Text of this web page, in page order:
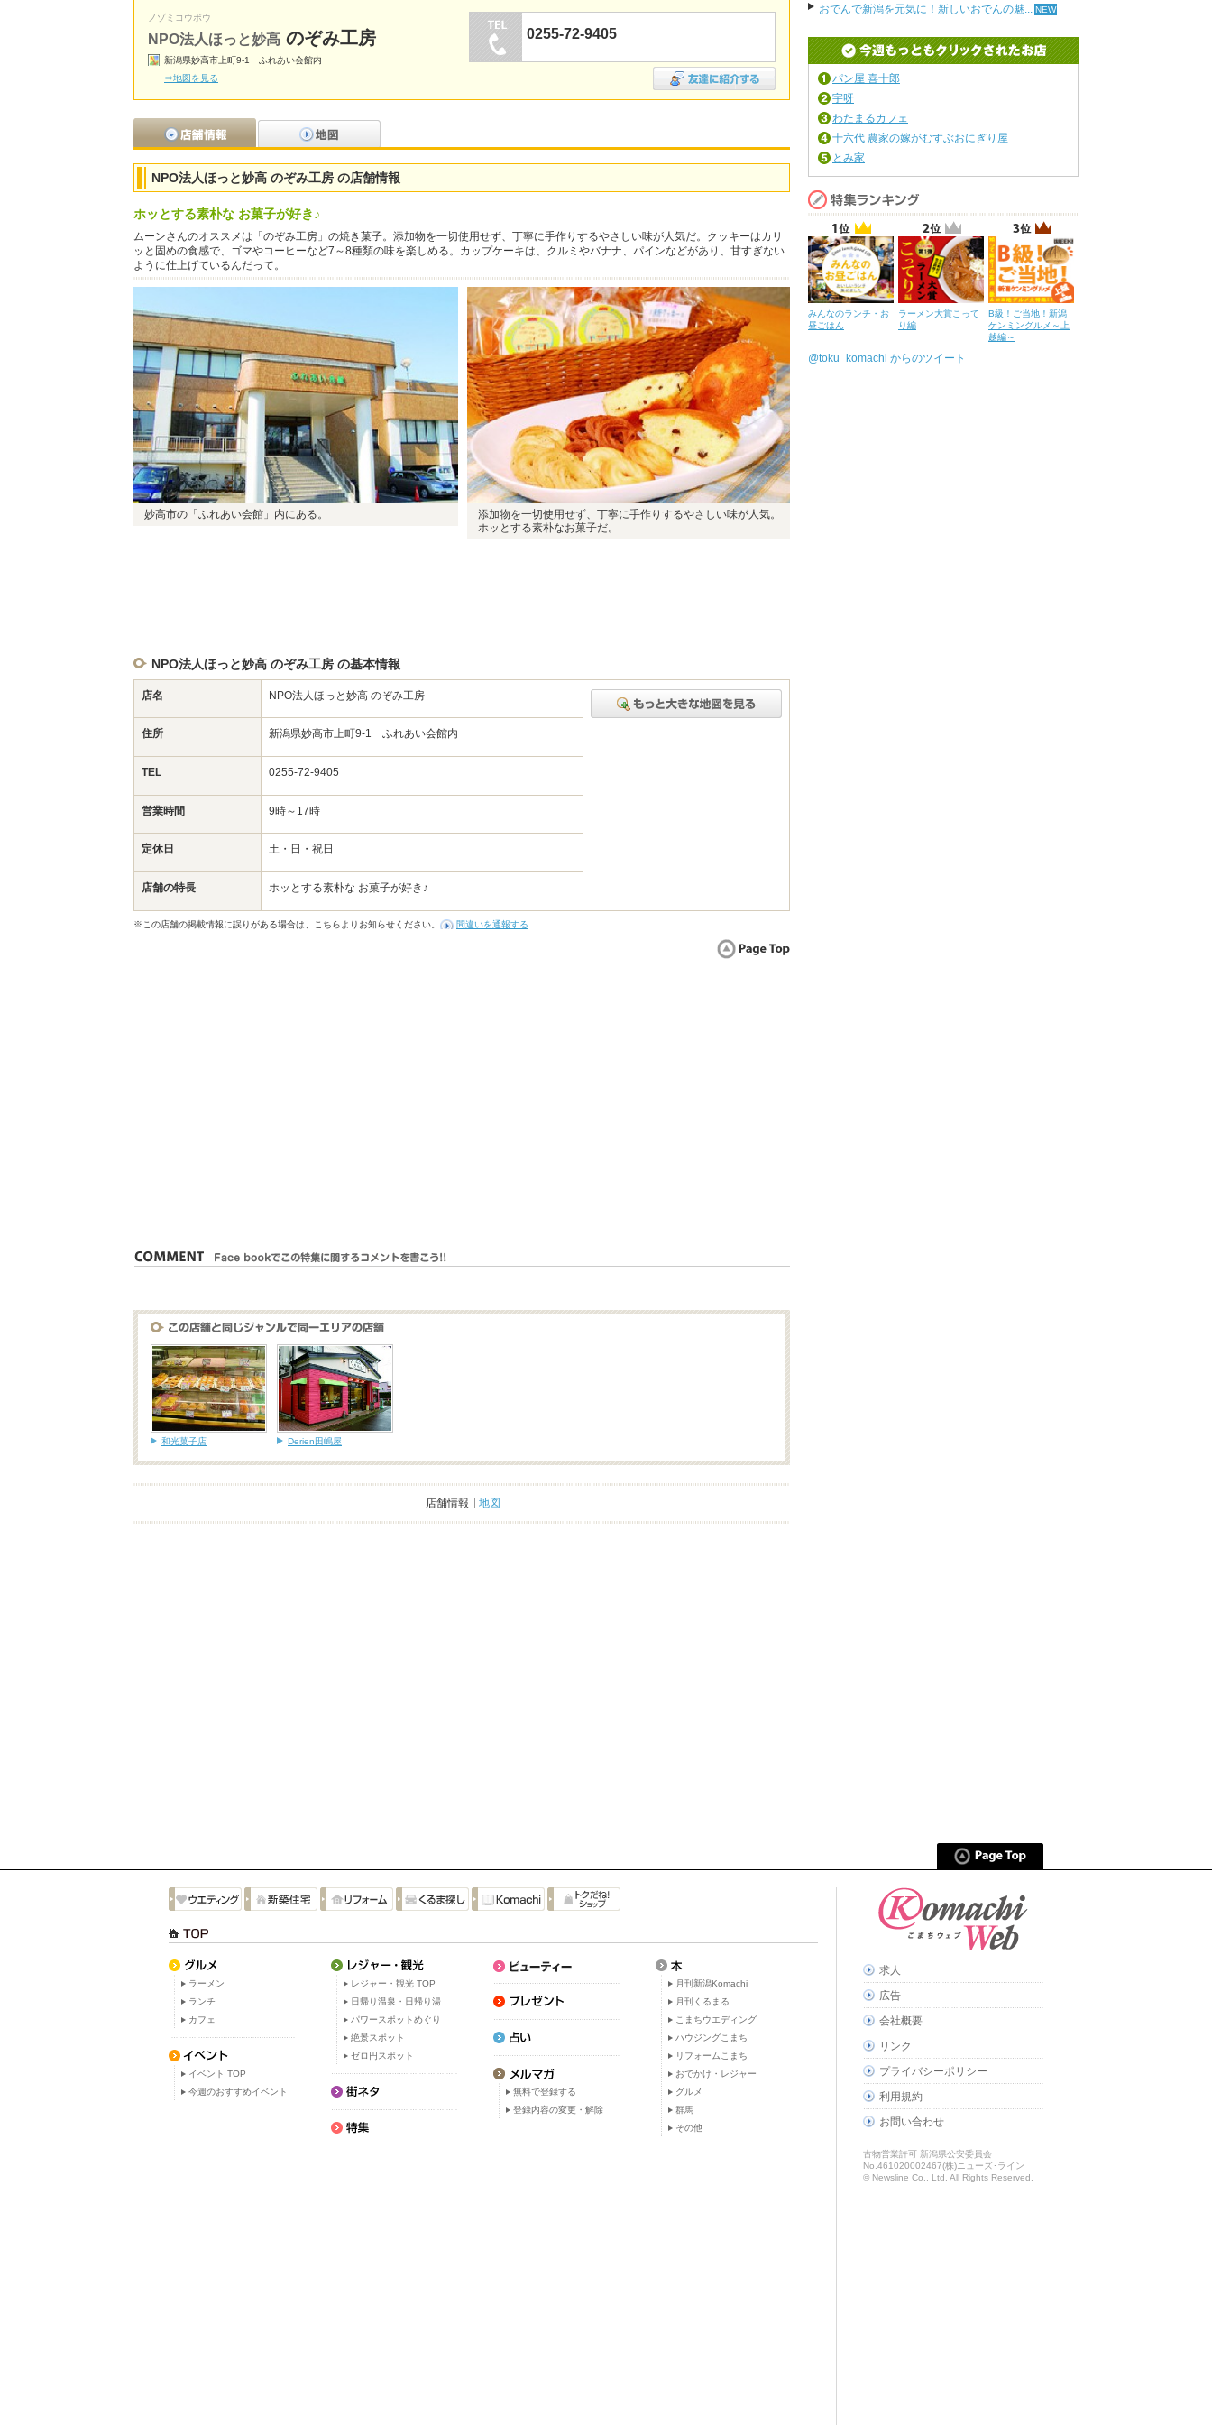
ノゾミコウボウ
NPO法人ほっと妙高 のぞみ工房
新潟県妙高市上町9-1 ふれあい会館内
⇒地図を見る
0255-72-9405
NPO法人ほっと妙高 のぞみ工房 の店舗情報
ホッとする素朴な お菓子が好き♪
ムーンさんのオススメは「のぞみ工房」の焼き菓子。添加物を一切使用せず、丁寧に手作りするやさしい味が人気だ。クッキーはカリ
ッと固めの食感で、ゴマやコーヒーなど7～8種類の味を楽しめる。カップケーキは、クルミやバナナ、パインなどがあり、甘すぎない
ように仕上げているんだって。
妙高市の「ふれあい会館」内にある。
添加物を一切使用せず、丁寧に手作りするやさしい味が人気。
ホッとする素朴なお菓子だ。
NPO法人ほっと妙高 のぞみ工房 の基本情報
店名 NPO法人ほっと妙高 のぞみ工房
住所 新潟県妙高市上町9-1 ふれあい会館内
TEL 0255-72-9405
営業時間 9時～17時
定休日 土・日・祝日
店舗の特長 ホッとする素朴な お菓子が好き♪
※この店舗の掲載情報に誤りがある場合は、こちらよりお知らせください。 間違いを通報する
和光菓子店 Derien田嶋屋
店舗情報 地図
おでんで新潟を元気に！新しいおでんの魅...
パン屋 喜十郎
宇呀
わたまるカフェ
十六代 農家の嫁がむすぶおにぎり屋
とみ家
みんなのランチ・お
昼ごはん
ラーメン大賞こって
り編
B級！ご当地！新潟
ケンミングルメ～上
越編～
@toku_komachi からのツイート
ラーメン
ランチ
カフェ
イベント TOP
今週のおすすめイベント
レジャー・観光 TOP
日帰り温泉・日帰り湯
パワースポットめぐり
絶景スポット
ゼロ円スポット
無料で登録する
登録内容の変更・解除
月刊新潟Komachi
月刊くるまる
こまちウエディング
ハウジングこまち
リフォームこまち
おでかけ・レジャー
グルメ
群馬
その他
求人
広告
会社概要
リンク
プライバシーポリシー
利用規約
お問い合わせ
古物営業許可 新潟県公安委員会
No.461020002467(株)ニューズ･ライン
© Newsline Co., Ltd. All Rights Reserved.